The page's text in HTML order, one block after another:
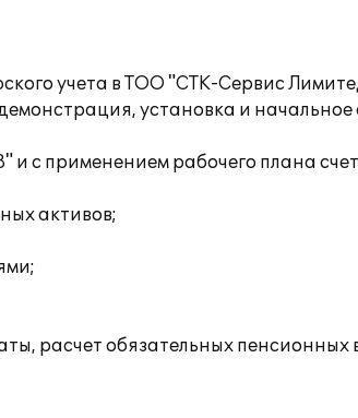
учета в ТОО "СТК-Сервис
установка и начальное
и с применением рабочего плана
активов;
расчет обязательных пенсионных